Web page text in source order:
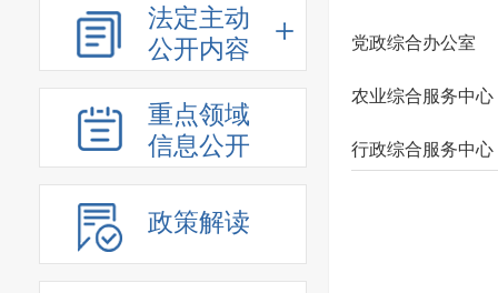
法定主动
公开内容
重点领域
信息公开
政策解读
党政综合办公室
农业综合服务中心
行政综合服务中心